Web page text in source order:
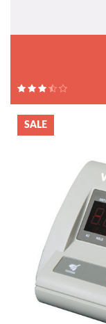
Hãng sản xuất : Yaohua
Bảo hành: 1 năm
SALE